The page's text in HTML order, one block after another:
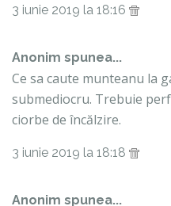
3 iunie 2019 la 18:16
Anonim spunea...
Ce sa caute munteanu la
submediocru. Trebuie
ciorbe de încălzire.
3 iunie 2019 la 18:18
Anonim spunea...